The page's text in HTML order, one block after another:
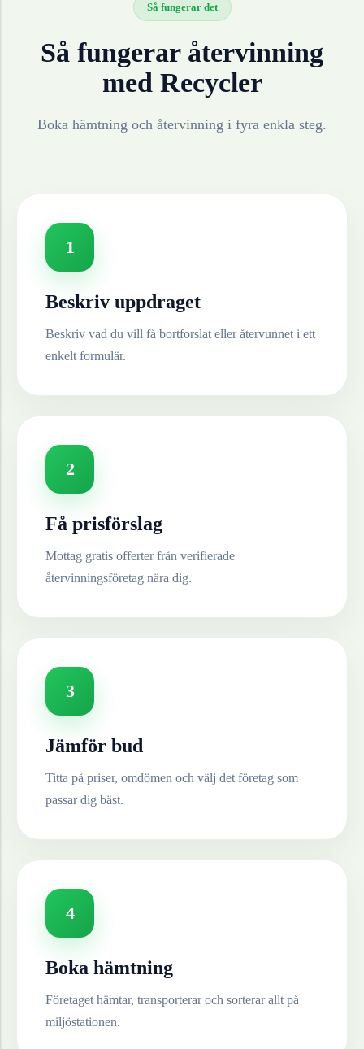
Så fungerar det
Så fungerar återvinning
med Recycler
Boka hämtning och återvinning i fyra enkla steg.
1
Beskriv uppdraget
Beskriv vad du vill få bortforslat eller återvunnet i ett
enkelt formulär.
2
Få prisförslag
Mottag gratis offerter från verifierade
återvinningsföretag nära dig.
3
Jämför bud
Titta på priser, omdömen och välj det företag som
passar dig bäst.
4
Boka hämtning
Företaget hämtar, transporterar och sorterar allt på
miljöstationen.